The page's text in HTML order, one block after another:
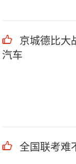
京城德比大
汽车
全国联考难